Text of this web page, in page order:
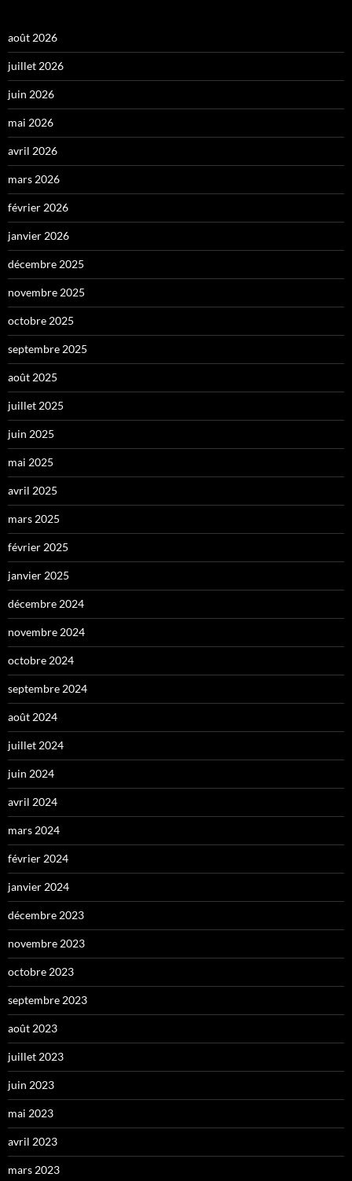
août 2026
juillet 2026
juin 2026
mai 2026
avril 2026
mars 2026
février 2026
janvier 2026
décembre 2025
novembre 2025
octobre 2025
septembre 2025
août 2025
juillet 2025
juin 2025
mai 2025
avril 2025
mars 2025
février 2025
janvier 2025
décembre 2024
novembre 2024
octobre 2024
septembre 2024
août 2024
juillet 2024
juin 2024
avril 2024
mars 2024
février 2024
janvier 2024
décembre 2023
novembre 2023
octobre 2023
septembre 2023
août 2023
juillet 2023
juin 2023
mai 2023
avril 2023
mars 2023